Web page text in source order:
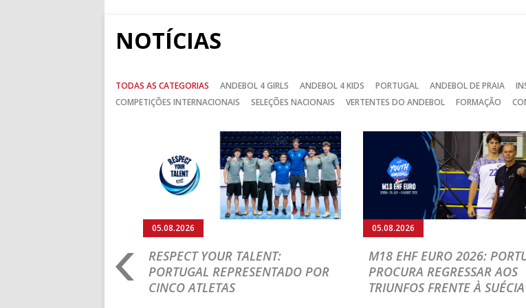
NOTÍCIAS
TODAS AS CATEGORIAS ANDEBOL 4 GIRLS ANDEBOL 4 KIDS PORTUGAL ANDEBOL DE PRAIA
COMPETIÇÕES INTERNACIONAIS
SELEÇÕES NACIONAIS VERTENTES DO ANDEBOL FORMAÇÃO
05.08.2026
RESPECT YOUR TALENT:
PORTUGAL REPRESENTADO POR
CINCO ATLETAS
05.08.2026
M18 EHF EURO 2026:
PROCURA REGRESSAR AOS
TRIUNFOS FRENTE À SUÉCIA